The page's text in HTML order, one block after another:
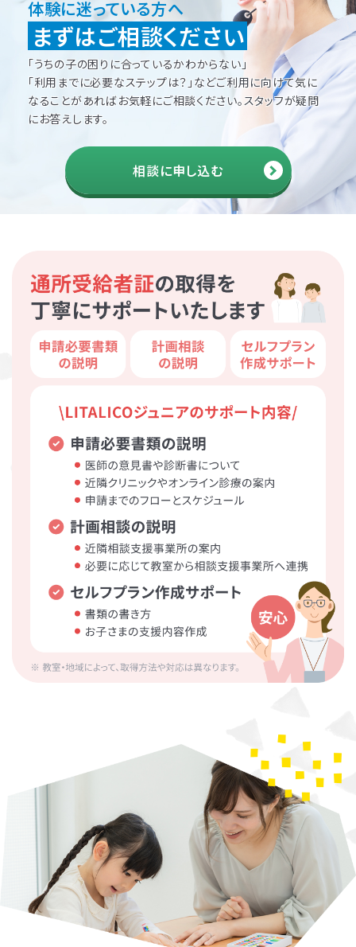
体験に迷っている方へ
まずはご相談ください
「うちの子の困りに合っているかわからない」
「利用までに必要なステップは？」などご利用に向けて気に
なることがあればお気軽にご相談ください。スタッフが疑問
にお答えします。
相談に申し込む